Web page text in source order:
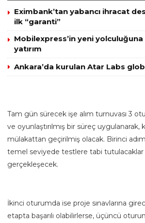
Eximbank’tan yabancı ihracat
ilk “garanti”
Mobilexpress’in yeni
yatırım
Ankara’da kurulan Atar Labs
Tam gün sürecek işe alım turnuvası 3
ve oyunlaştırılmış bir süreç uygulanarak,
mülakattan geçirilmiş olacak. Birinci
temel seviyede testlere tabi
gerçekleşecek.
İkinci oturumda ise proje sınavlarına
etapta başarılı olabilirlerse, üçüncü